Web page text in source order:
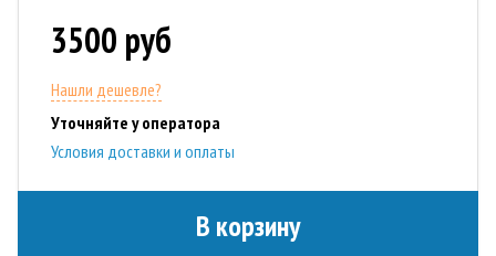
3500 руб
Нашли дешевле?
Уточняйте у оператора
Условия доставки и оплаты
В корзину